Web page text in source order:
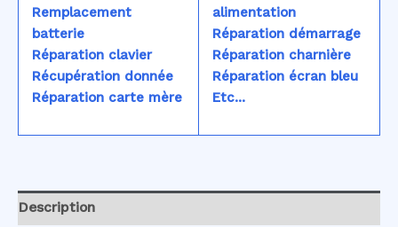
Remplacement
batterie
Réparation clavier
Récupération donnée
Réparation carte mère
alimentation
Réparation démarrage
Réparation charnière
Réparation écran bleu
Etc...
Description